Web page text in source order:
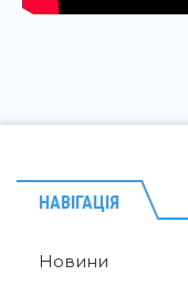
НАВІГАЦІЯ
Новини